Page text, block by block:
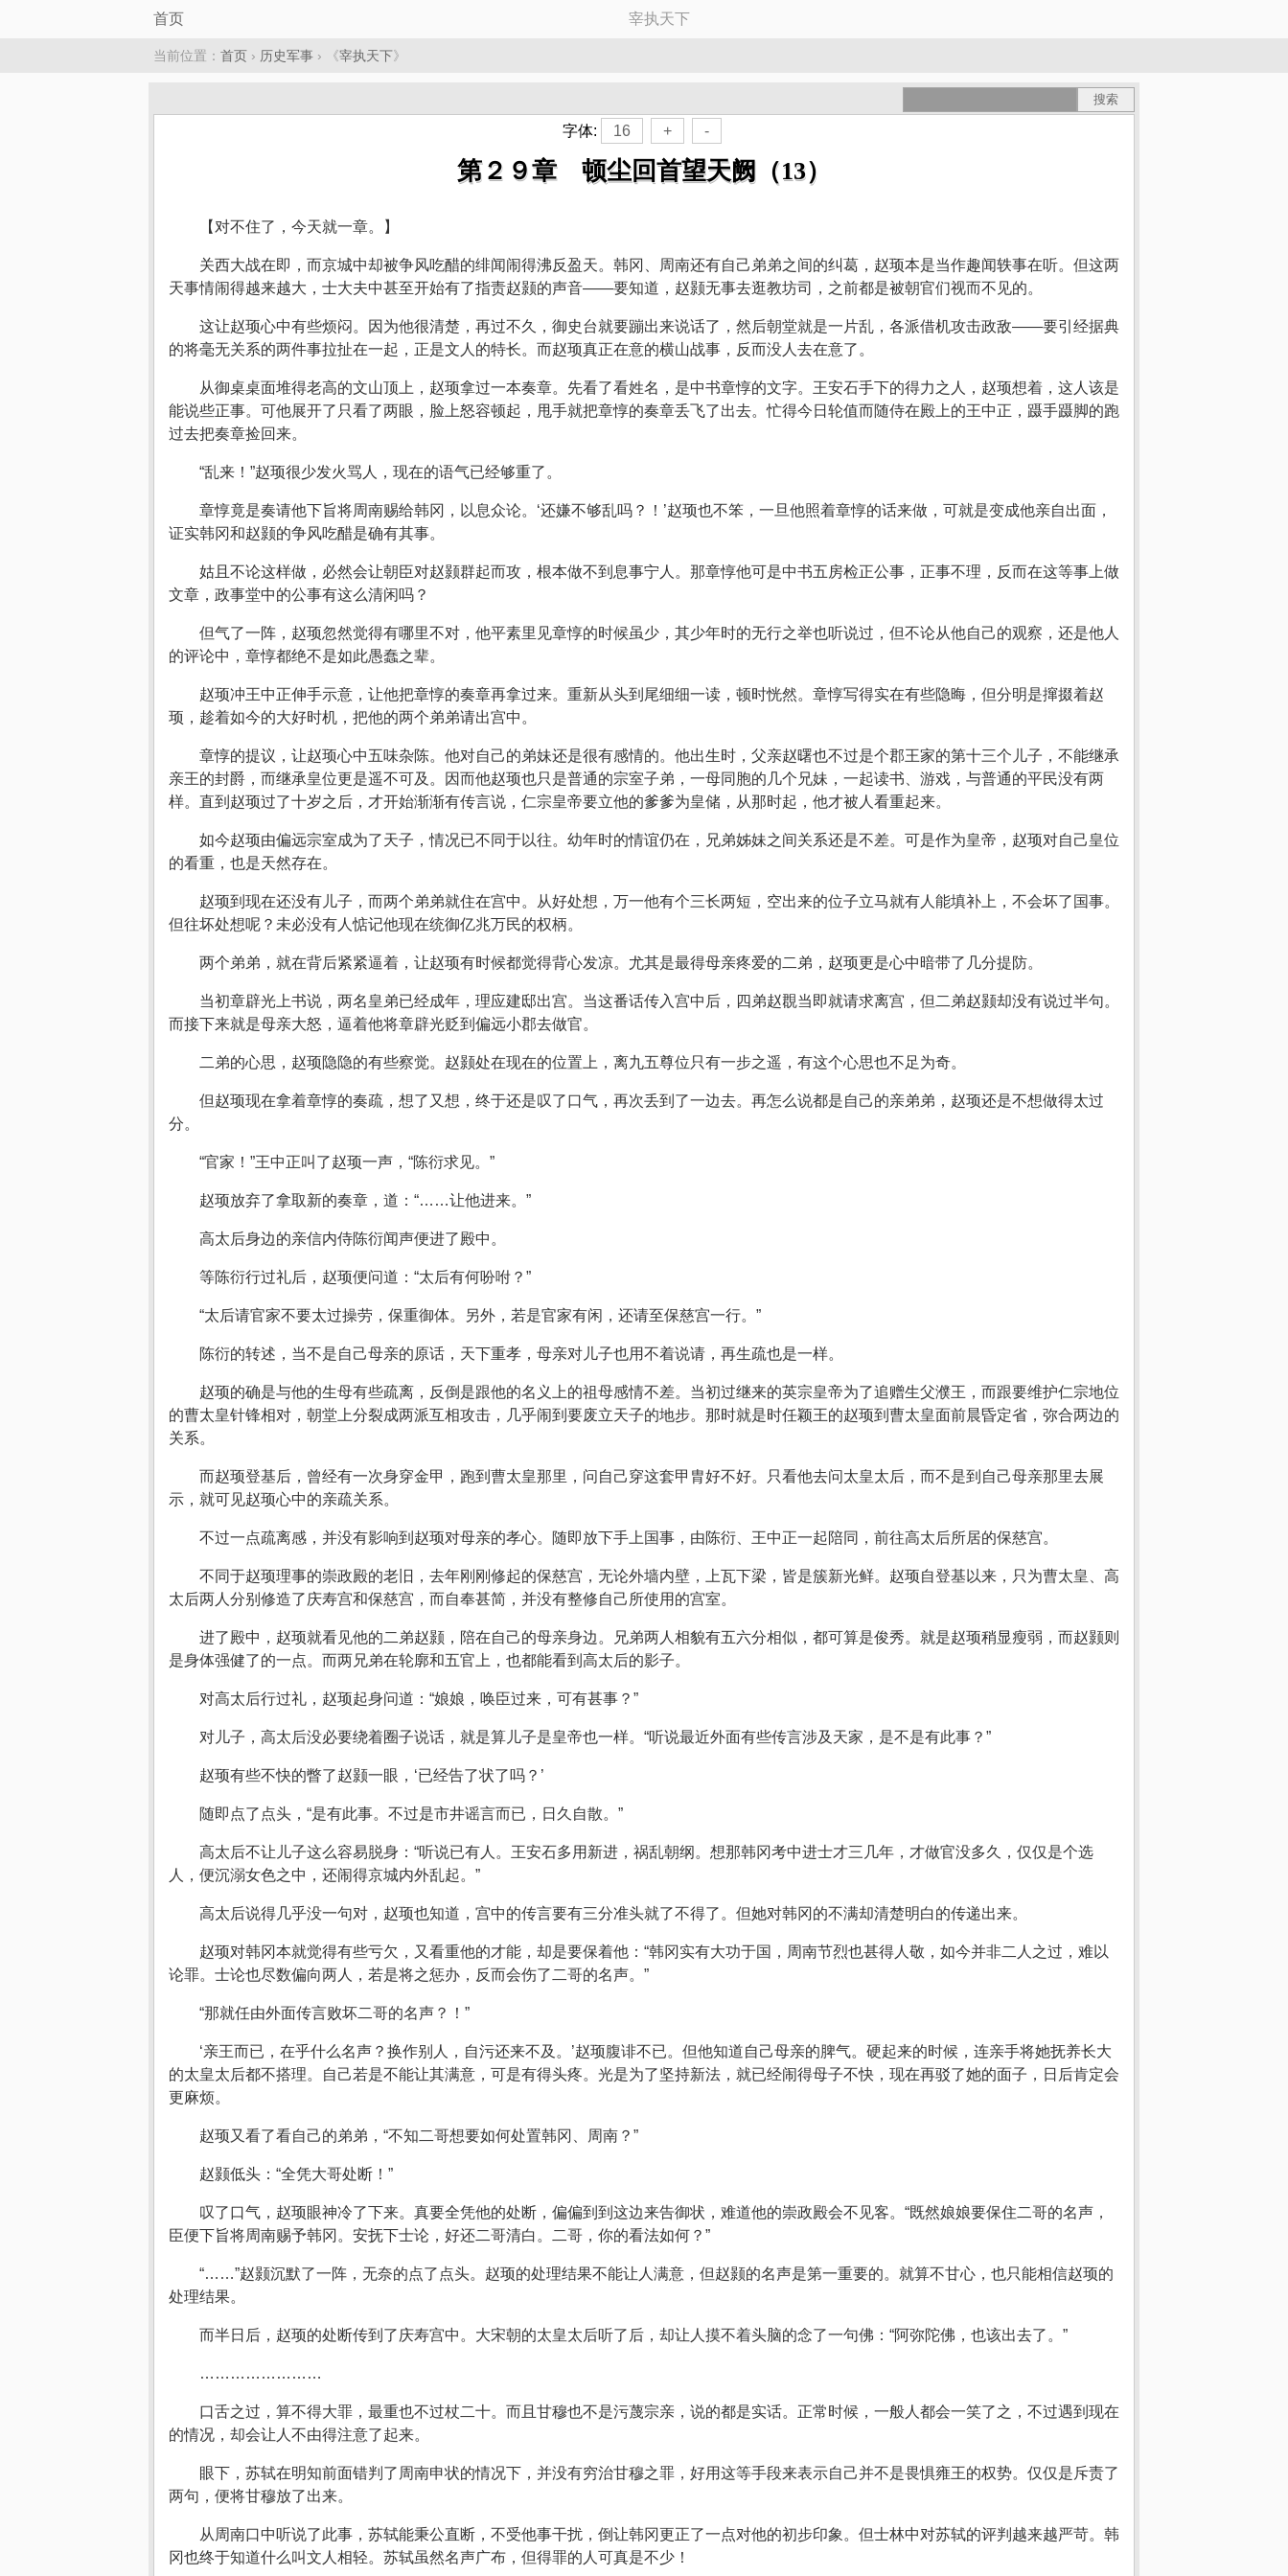
首页 宰执天下
当前位置： 首页 › 历史军事 › 《宰执天下》
字体: 16 + -
第２９章 顿尘回首望天阙（13）
【对不住了，今天就一章。】
关西大战在即，而京城中却被争风吃醋的绯闻闹得沸反盈天。韩冈、周南还有自己弟弟之间的纠葛，赵顼本是当作趣闻轶事在听。但这两
天事情闹得越来越大，士大夫中甚至开始有了指责赵颢的声音——要知道，赵颢无事去逛教坊司，之前都是被朝官们视而不见的。
这让赵顼心中有些烦闷。因为他很清楚，再过不久，御史台就要蹦出来说话了，然后朝堂就是一片乱，各派借机攻击政敌——要引经据典
的将毫无关系的两件事拉扯在一起，正是文人的特长。而赵顼真正在意的横山战事，反而没人去在意了。
从御桌桌面堆得老高的文山顶上，赵顼拿过一本奏章。先看了看姓名，是中书章惇的文字。王安石手下的得力之人，赵顼想着，这人该是
能说些正事。可他展开了只看了两眼，脸上怒容顿起，甩手就把章惇的奏章丢飞了出去。忙得今日轮值而随侍在殿上的王中正，蹑手蹑脚的跑
过去把奏章捡回来。
“乱来！”赵顼很少发火骂人，现在的语气已经够重了。
章惇竟是奏请他下旨将周南赐给韩冈，以息众论。‘还嫌不够乱吗？！’赵顼也不笨，一旦他照着章惇的话来做，可就是变成他亲自出面，
证实韩冈和赵颢的争风吃醋是确有其事。
姑且不论这样做，必然会让朝臣对赵颢群起而攻，根本做不到息事宁人。那章惇他可是中书五房检正公事，正事不理，反而在这等事上做
文章，政事堂中的公事有这么清闲吗？
但气了一阵，赵顼忽然觉得有哪里不对，他平素里见章惇的时候虽少，其少年时的无行之举也听说过，但不论从他自己的观察，还是他人
的评论中，章惇都绝不是如此愚蠢之辈。
赵顼冲王中正伸手示意，让他把章惇的奏章再拿过来。重新从头到尾细细一读，顿时恍然。章惇写得实在有些隐晦，但分明是撺掇着赵
顼，趁着如今的大好时机，把他的两个弟弟请出宫中。
章惇的提议，让赵顼心中五味杂陈。他对自己的弟妹还是很有感情的。他出生时，父亲赵曙也不过是个郡王家的第十三个儿子，不能继承
亲王的封爵，而继承皇位更是遥不可及。因而他赵顼也只是普通的宗室子弟，一母同胞的几个兄妹，一起读书、游戏，与普通的平民没有两
样。直到赵顼过了十岁之后，才开始渐渐有传言说，仁宗皇帝要立他的爹爹为皇储，从那时起，他才被人看重起来。
如今赵顼由偏远宗室成为了天子，情况已不同于以往。幼年时的情谊仍在，兄弟姊妹之间关系还是不差。可是作为皇帝，赵顼对自己皇位
的看重，也是天然存在。
赵顼到现在还没有儿子，而两个弟弟就住在宫中。从好处想，万一他有个三长两短，空出来的位子立马就有人能填补上，不会坏了国事。
但往坏处想呢？未必没有人惦记他现在统御亿兆万民的权柄。
两个弟弟，就在背后紧紧逼着，让赵顼有时候都觉得背心发凉。尤其是最得母亲疼爱的二弟，赵顼更是心中暗带了几分提防。
当初章辟光上书说，两名皇弟已经成年，理应建邸出宫。当这番话传入宫中后，四弟赵覠当即就请求离宫，但二弟赵颢却没有说过半句。
而接下来就是母亲大怒，逼着他将章辟光贬到偏远小郡去做官。
二弟的心思，赵顼隐隐的有些察觉。赵颢处在现在的位置上，离九五尊位只有一步之遥，有这个心思也不足为奇。
但赵顼现在拿着章惇的奏疏，想了又想，终于还是叹了口气，再次丢到了一边去。再怎么说都是自己的亲弟弟，赵顼还是不想做得太过
分。
“官家！”王中正叫了赵顼一声，“陈衍求见。”
赵顼放弃了拿取新的奏章，道：“……让他进来。”
高太后身边的亲信内侍陈衍闻声便进了殿中。
等陈衍行过礼后，赵顼便问道：“太后有何吩咐？”
“太后请官家不要太过操劳，保重御体。另外，若是官家有闲，还请至保慈宫一行。”
陈衍的转述，当不是自己母亲的原话，天下重孝，母亲对儿子也用不着说请，再生疏也是一样。
赵顼的确是与他的生母有些疏离，反倒是跟他的名义上的祖母感情不差。当初过继来的英宗皇帝为了追赠生父濮王，而跟要维护仁宗地位
的曹太皇针锋相对，朝堂上分裂成两派互相攻击，几乎闹到要废立天子的地步。那时就是时任颖王的赵顼到曹太皇面前晨昏定省，弥合两边的
关系。
而赵顼登基后，曾经有一次身穿金甲，跑到曹太皇那里，问自己穿这套甲胄好不好。只看他去问太皇太后，而不是到自己母亲那里去展
示，就可见赵顼心中的亲疏关系。
不过一点疏离感，并没有影响到赵顼对母亲的孝心。随即放下手上国事，由陈衍、王中正一起陪同，前往高太后所居的保慈宫。
不同于赵顼理事的崇政殿的老旧，去年刚刚修起的保慈宫，无论外墙内壁，上瓦下梁，皆是簇新光鲜。赵顼自登基以来，只为曹太皇、高
太后两人分别修造了庆寿宫和保慈宫，而自奉甚简，并没有整修自己所使用的宫室。
进了殿中，赵顼就看见他的二弟赵颢，陪在自己的母亲身边。兄弟两人相貌有五六分相似，都可算是俊秀。就是赵顼稍显瘦弱，而赵颢则
是身体强健了的一点。而两兄弟在轮廓和五官上，也都能看到高太后的影子。
对高太后行过礼，赵顼起身问道：“娘娘，唤臣过来，可有甚事？”
对儿子，高太后没必要绕着圈子说话，就是算儿子是皇帝也一样。“听说最近外面有些传言涉及天家，是不是有此事？”
赵顼有些不快的瞥了赵颢一眼，‘已经告了状了吗？’
随即点了点头，“是有此事。不过是市井谣言而已，日久自散。”
高太后不让儿子这么容易脱身：“听说已有人。王安石多用新进，祸乱朝纲。想那韩冈考中进士才三几年，才做官没多久，仅仅是个选
人，便沉溺女色之中，还闹得京城内外乱起。”
高太后说得几乎没一句对，赵顼也知道，宫中的传言要有三分准头就了不得了。但她对韩冈的不满却清楚明白的传递出来。
赵顼对韩冈本就觉得有些亏欠，又看重他的才能，却是要保着他：“韩冈实有大功于国，周南节烈也甚得人敬，如今并非二人之过，难以
论罪。士论也尽数偏向两人，若是将之惩办，反而会伤了二哥的名声。”
“那就任由外面传言败坏二哥的名声？！”
‘亲王而已，在乎什么名声？换作别人，自污还来不及。’赵顼腹诽不已。但他知道自己母亲的脾气。硬起来的时候，连亲手将她抚养长大
的太皇太后都不搭理。自己若是不能让其满意，可是有得头疼。光是为了坚持新法，就已经闹得母子不快，现在再驳了她的面子，日后肯定会
更麻烦。
赵顼又看了看自己的弟弟，“不知二哥想要如何处置韩冈、周南？”
赵颢低头：“全凭大哥处断！”
叹了口气，赵顼眼神冷了下来。真要全凭他的处断，偏偏到到这边来告御状，难道他的崇政殿会不见客。“既然娘娘要保住二哥的名声，
臣便下旨将周南赐予韩冈。安抚下士论，好还二哥清白。二哥，你的看法如何？”
“……”赵颢沉默了一阵，无奈的点了点头。赵顼的处理结果不能让人满意，但赵颢的名声是第一重要的。就算不甘心，也只能相信赵顼的
处理结果。
而半日后，赵顼的处断传到了庆寿宫中。大宋朝的太皇太后听了后，却让人摸不着头脑的念了一句佛：“阿弥陀佛，也该出去了。”
……………………
口舌之过，算不得大罪，最重也不过杖二十。而且甘穆也不是污蔑宗亲，说的都是实话。正常时候，一般人都会一笑了之，不过遇到现在
的情况，却会让人不由得注意了起来。
眼下，苏轼在明知前面错判了周南申状的情况下，并没有穷治甘穆之罪，好用这等手段来表示自己并不是畏惧雍王的权势。仅仅是斥责了
两句，便将甘穆放了出来。
从周南口中听说了此事，苏轼能秉公直断，不受他事干扰，倒让韩冈更正了一点对他的初步印象。但士林中对苏轼的评判越来越严苛。韩
冈也终于知道什么叫文人相轻。苏轼虽然名声广布，但得罪的人可真是不少！